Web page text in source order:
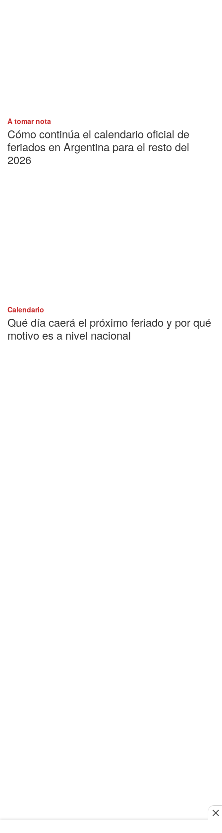
A tomar nota
Cómo continúa el calendario oficial de
feriados en Argentina para el resto del
2026
Calendario
Qué día caerá el próximo feriado y por qué
motivo es a nivel nacional